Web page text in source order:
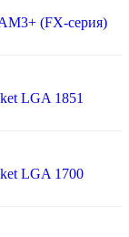
(FX-серия)
LGA 1851
LGA 1700